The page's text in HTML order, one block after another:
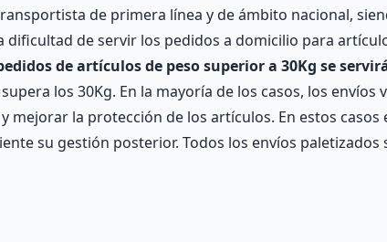
de primera línea y de ámbito nacional,
dificultad de servir los pedidos a domicilio para
de artículos de peso superior a 30Kg se
los 30Kg. En la mayoría de los casos, los
mejorar la protección de los artículos. En estos
su gestión posterior. Todos los envíos paletizados